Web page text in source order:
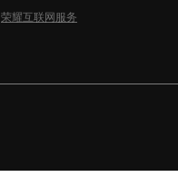
荣耀互联网服务